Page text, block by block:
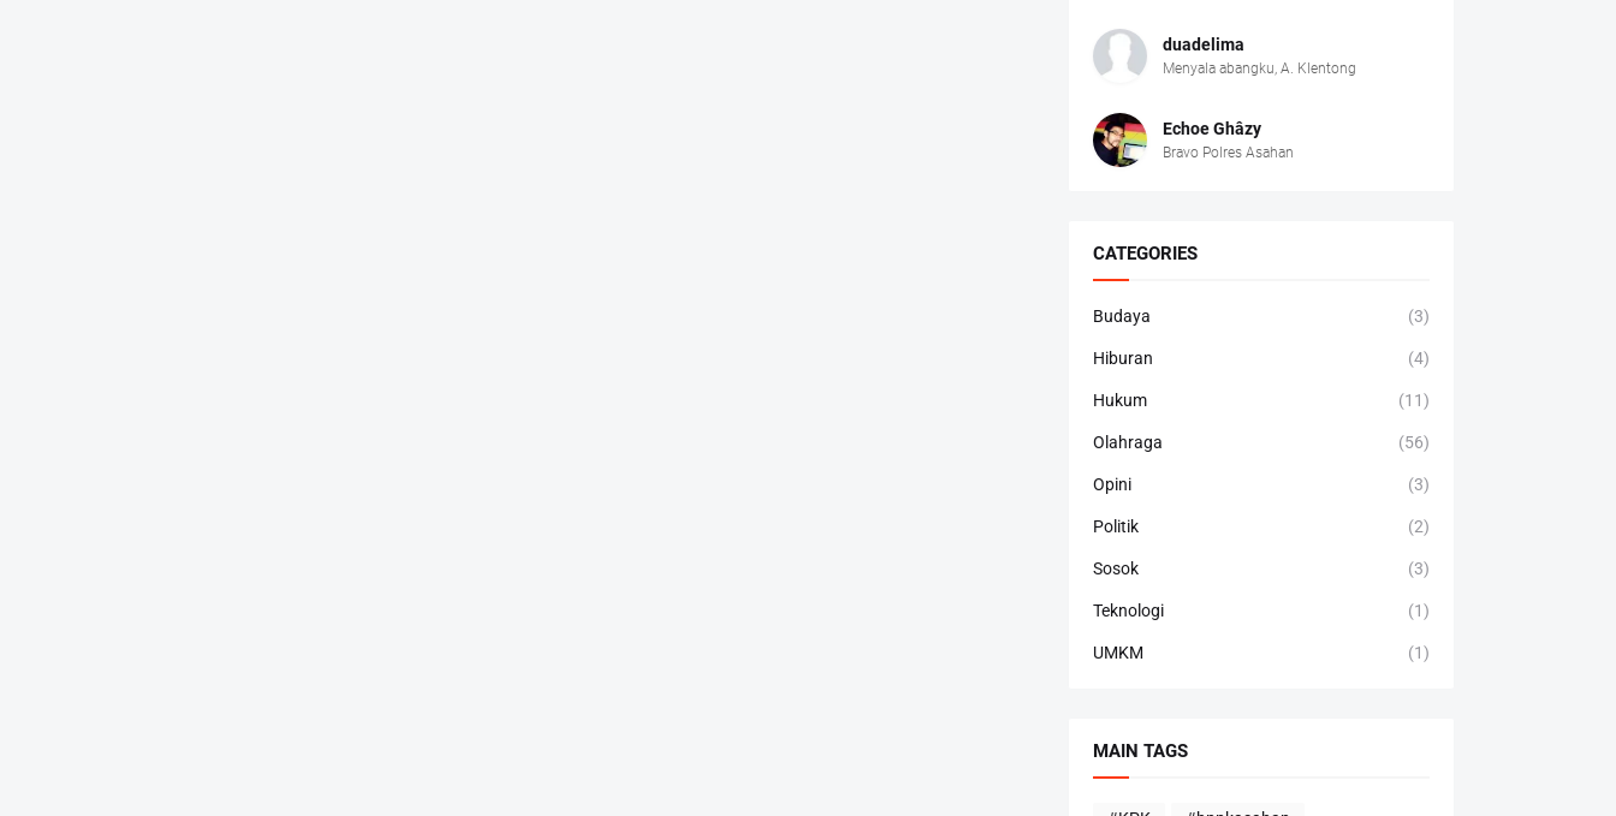
duadelima
Menyala abangku, A. Klentong
Echoe Ghâzy
Bravo Polres Asahan
CATEGORIES
Budaya (3)
Hiburan (4)
Hukum (11)
Olahraga (56)
Opini (3)
Politik (2)
Sosok (3)
Teknologi (1)
UMKM (1)
MAIN TAGS